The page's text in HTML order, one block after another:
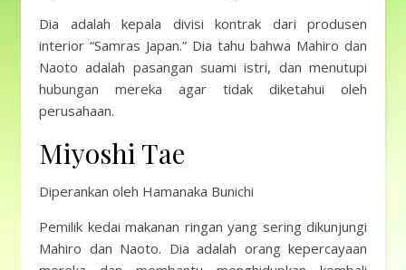
Dia adalah kepala divisi kontrak dari produsen
interior “Samras Japan.” Dia tahu bahwa Mahiro dan
Naoto adalah pasangan suami istri, dan menutupi
hubungan mereka agar tidak diketahui oleh
perusahaan.
Miyoshi Tae
Diperankan oleh Hamanaka Bunichi
Pemilik kedai makanan ringan yang sering dikunjungi
Mahiro dan Naoto. Dia adalah orang kepercayaan